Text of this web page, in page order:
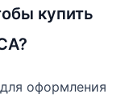
купить
оформления